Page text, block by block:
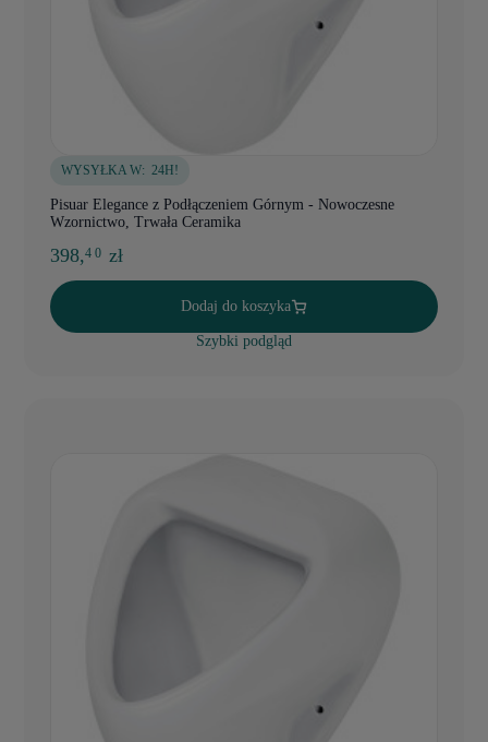
WYSYŁKA W: 24H!
Pisuar Elegance z Podłączeniem Górnym - Nowoczesne
Wzornictwo, Trwała Ceramika
398,4 0 zł
Dodaj do koszyka
Szybki podgląd